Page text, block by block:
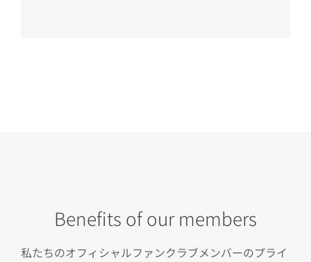
Benefits of our members
私たちのオフィシャルファンクラブメンバーのプライ